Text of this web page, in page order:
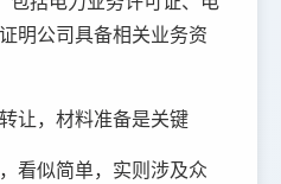
明公司具备相关业务资
让，材料准备是关键
看似简单，实则涉及众